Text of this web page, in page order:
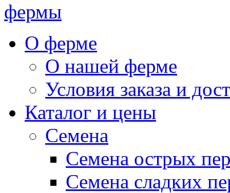
фермы
О ферме
О нашей ферме
Условия заказа и
Каталог и цены
Семена
Семена острых
Семена сладких